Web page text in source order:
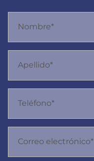
Nombre*
Apellido*
Teléfono*
Correo electrónico*